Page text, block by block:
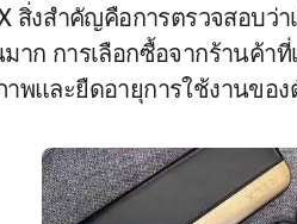
สิ่งสำคัญคือการตรวจสอบว่า
ก การเลือกซื้อจากร้านค้าที่
และยืดอายุการใช้งานของ